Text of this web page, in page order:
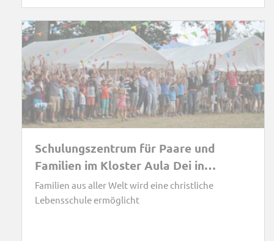
Schulungszentrum für Paare und
Familien im Kloster Aula Dei in
Saragossa/Spanien
Familien aus aller Welt wird eine christliche
Lebensschule ermöglicht